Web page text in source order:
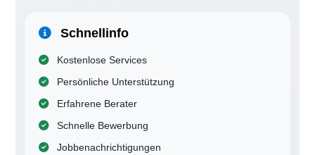
Schnellinfo
Kostenlose Services
Persönliche Unterstützung
Erfahrene Berater
Schnelle Bewerbung
Jobbenachrichtigungen